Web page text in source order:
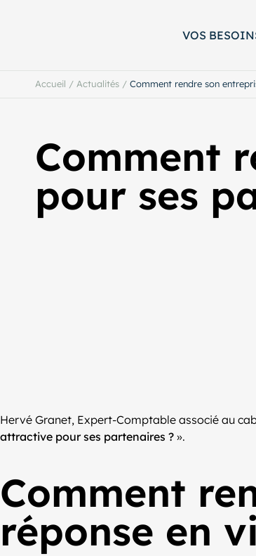
VOS
Accueil / Actualités / Comment rendre son
Comment
pour ses
Hervé Granet, Expert-Comptable associé au
attractive pour ses partenaires ? ».
Comment
réponse en